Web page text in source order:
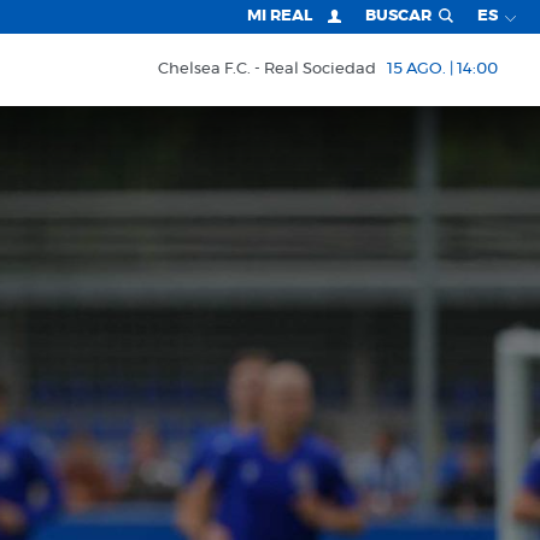
MI REAL BUSCAR ES
Chelsea F.C. Real Sociedad 15 AGO. | 14:00